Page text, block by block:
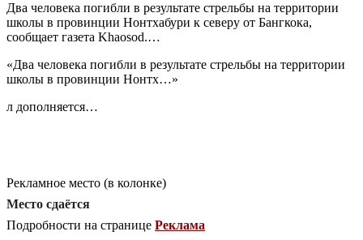
Два человека погибли в результате стрельбы на территории
школы в провинции Нонтхабури к северу от Бангкока,
сообщает газета Khaosod.…
«Два человека погибли в результате стрельбы на территории
школы в провинции Нонтх…»
л дополняется…
Рекламное место (в колонке)
Место сдаётся
Подробности на странице Реклама